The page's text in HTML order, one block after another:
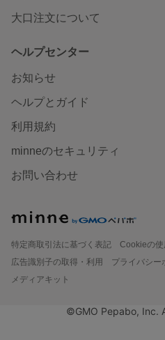
大口注文について
ヘルプセンター
お知らせ
ヘルプとガイド
利用規約
minneのセキュリティ
お問い合わせ
特定商取引法に基づく表記
Cookieの使
広告識別子の取得・利用
プライバシー
メディアキット
©GMO Pepabo, Inc.